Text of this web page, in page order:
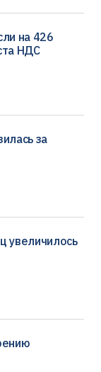
на 426
НДС
за
увеличилось